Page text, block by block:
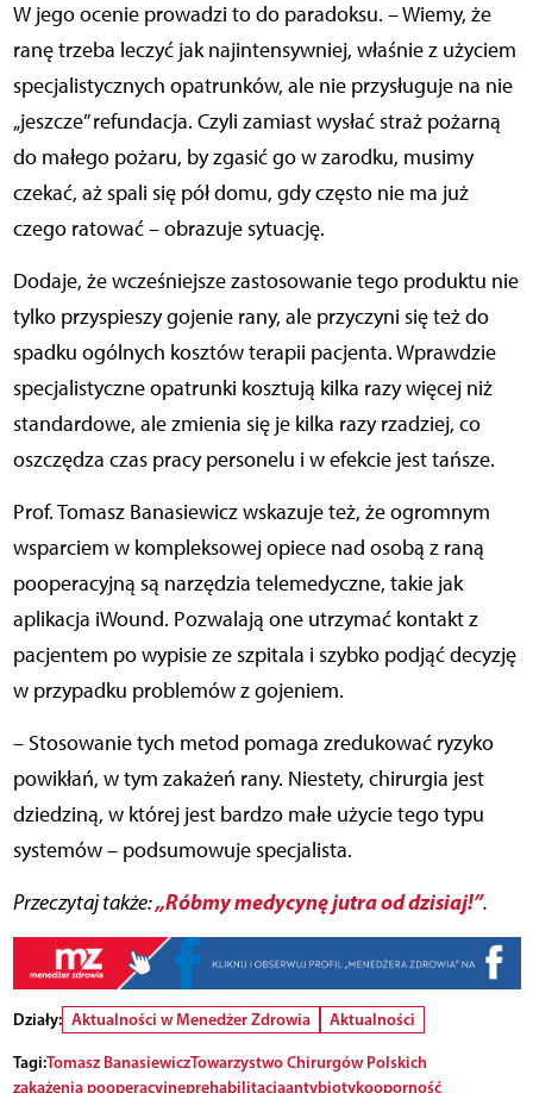
W jego ocenie prowadzi to do paradoksu. – Wiemy, że
ranę trzeba leczyć jak najintensywniej, właśnie z użyciem
specjalistycznych opatrunków, ale nie przysługuje na nie
„jeszcze” refundacja. Czyli zamiast wysłać straż pożarną
do małego pożaru, by zgasić go w zarodku, musimy
czekać, aż spali się pół domu, gdy często nie ma już
czego ratować – obrazuje sytuację.
Dodaje, że wcześniejsze zastosowanie tego produktu nie
tylko przyspieszy gojenie rany, ale przyczyni się też do
spadku ogólnych kosztów terapii pacjenta. Wprawdzie
specjalistyczne opatrunki kosztują kilka razy więcej niż
standardowe, ale zmienia się je kilka razy rzadziej, co
oszczędza czas pracy personelu i w efekcie jest tańsze.
Prof. Tomasz Banasiewicz wskazuje też, że ogromnym
wsparciem w kompleksowej opiece nad osobą z raną
pooperacyjną są narzędzia telemedyczne, takie jak
aplikacja iWound. Pozwalają one utrzymać kontakt z
pacjentem po wypisie ze szpitala i szybko podjąć decyzję
w przypadku problemów z gojeniem.
– Stosowanie tych metod pomaga zredukować ryzyko
powikłań, w tym zakażeń rany. Niestety, chirurgia jest
dziedziną, w której jest bardzo małe użycie tego typu
systemów – podsumowuje specjalista.
Przeczytaj także:„Róbmy medycynę jutra od dzisiaj!”.
Działy: Aktualności w Menedżer Zdrowia
Aktualności
Tagi:Tomasz BanasiewiczTowarzystwo Chirurgów Polskich
zakażenia pooperacyjneprehabilitacjaantybiotykooporność